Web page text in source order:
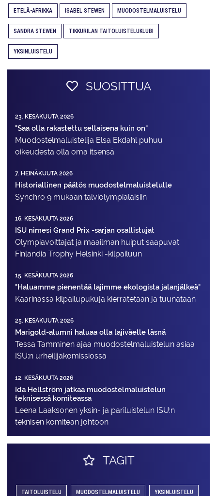
ETELÄ-AFRIKKA ISABEL STEWEN MUODOSTELMALUISTELU
SANDRA STEWEN TIKKURILAN TAITOLUISTELUKLUBI
YKSINLUISTELU
SUOSITTUA
23. KESÄKUUTA 2026
"Saa olla rakastettu sellaisena kuin on"
Muodostelma­luistelija Elsa Ekdahl puhuu
oikeudesta olla oma itsensä
7. HEINÄKUUTA 2026
Historiallinen päätös muodostelmaluistelulle
Synchro 9 mukaan talviolympialaisiin
16. KESÄKUUTA 2026
ISU nimesi Grand Prix -sarjan osallistujat
Olympiavoittajat ja maailman huiput saapuvat
Finlandia Trophy Helsinki -kilpailuun
15. KESÄKUUTA 2026
"Haluamme pienentää lajimme ekologista jalanjälkeä"
Kaarinassa kilpailupukuja kierrätetään ja tuunataan
25. KESÄKUUTA 2026
Marigold-alumni haluaa olla lajiväelle läsnä
Tessa Tamminen ajaa muodostelma­luistelun asiaa
ISU:n urheilija­komissiossa
12. KESÄKUUTA 2026
Ida Hellström jatkaa muodostelmaluistelun
teknisessä komiteassa
Leena Laaksonen yksin- ja pariluistelun ISU:n
teknisen komitean johtoon
TAGIT
TAITOLUISTELU MUODOSTELMALUISTELU YKSINLUISTELU